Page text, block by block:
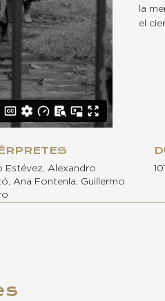
la
el
Estévez, Alexandro
Ana Fontenla, Guillermo